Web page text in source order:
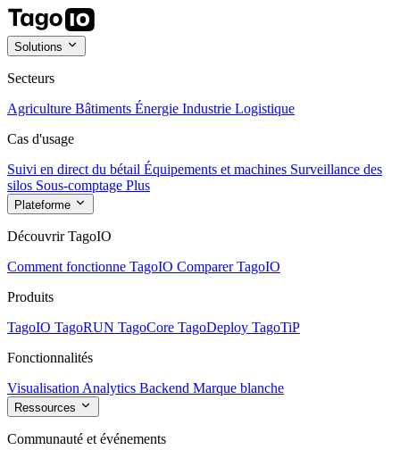
Solutions
Secteurs
Agriculture Bâtiments Énergie Industrie Logistique
Cas d'usage
Suivi en direct du bétail Équipements et machines Surveillance des
silos Sous-comptage Plus
Plateforme
Découvrir TagoIO
Comment fonctionne TagoIO Comparer TagoIO
Produits
TagoIO TagoRUN TagoCore TagoDeploy TagoTiP
Fonctionnalités
Visualisation Analytics Backend Marque blanche
Ressources
Communauté et événements